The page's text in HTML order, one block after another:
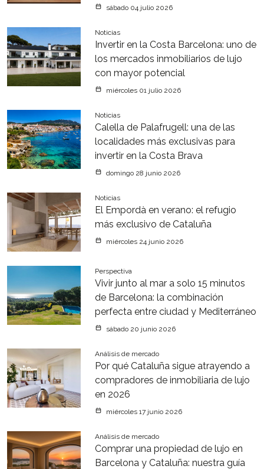
sábado 04 julio 2026
Noticias
Invertir en la Costa Barcelona: uno de
los mercados inmobiliarios de lujo
con mayor potencial
miércoles 01 julio 2026
Noticias
Calella de Palafrugell: una de las
localidades más exclusivas para
invertir en la Costa Brava
domingo 28 junio 2026
Noticias
El Empordà en verano: el refugio
más exclusivo de Cataluña
miércoles 24 junio 2026
Perspectiva
Vivir junto al mar a solo 15 minutos
de Barcelona: la combinación
perfecta entre ciudad y Mediterráneo
sábado 20 junio 2026
Análisis de mercado
Por qué Cataluña sigue atrayendo a
compradores de inmobiliaria de lujo
en 2026
miércoles 17 junio 2026
Análisis de mercado
Comprar una propiedad de lujo en
Barcelona y Cataluña: nuestra guía